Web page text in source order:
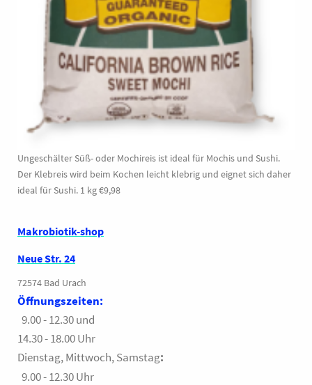
Ungeschälter Süß- oder Mochireis ist ideal für Mochis und Sushi.
Der Klebreis wird beim Kochen leicht klebrig und eignet sich daher
ideal für Sushi. 1 kg €9,98
Makrobiotik-shop
Neue Str. 24
72574 Bad Urach
Öffnungszeiten:
9.00 - 12.30 und
14.30 - 18.00 Uhr
Dienstag, Mittwoch, Samstag:
9.00 - 12.30 Uhr